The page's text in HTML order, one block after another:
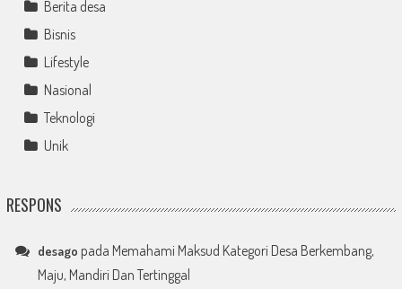
Berita desa
Bisnis
Lifestyle
Nasional
Teknologi
Unik
RESPONS
desago pada Memahami Maksud Kategori Desa Berkembang,
Maju, Mandiri Dan Tertinggal